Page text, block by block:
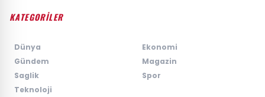
KATEGORİLER
Dünya
Ekonomi
Gündem
Magazin
Saglik
Spor
Teknoloji